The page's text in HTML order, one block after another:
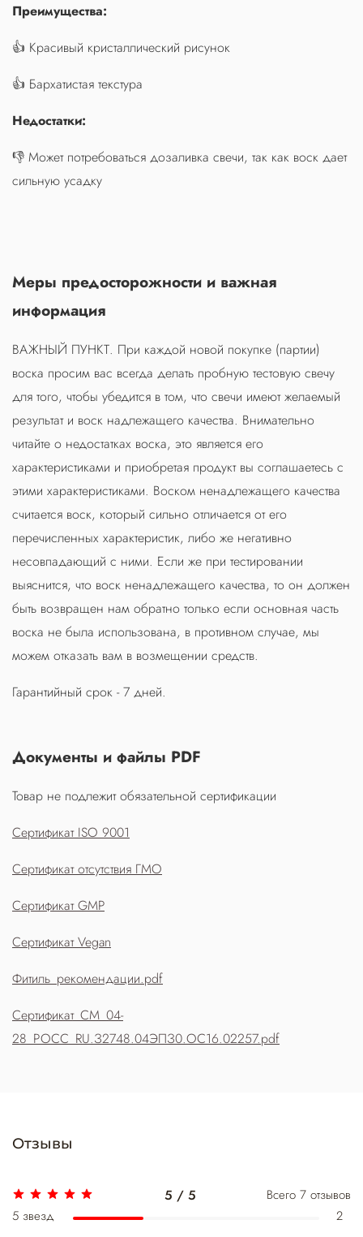
Преимущества:
👍 Красивый кристаллический рисунок
👍 Бархатистая текстура
Недостатки:
👎 Может потребоваться дозаливка свечи, так как воск дает
сильную усадку
Меры предосторожности и важная
информация
ВАЖНЫЙ ПУНКТ. При каждой новой покупке (партии)
воска просим вас всегда делать пробную тестовую свечу
для того, чтобы убедится в том, что свечи имеют желаемый
результат и воск надлежащего качества. Внимательно
читайте о недостатках воска, это является его
характеристиками и приобретая продукт вы соглашаетесь с
этими характеристиками. Воском ненадлежащего качества
считается воск, который сильно отличается от его
перечисленных характеристик, либо же негативно
несовпадающий с ними. Если же при тестировании
выяснится, что воск ненадлежащего качества, то он должен
быть возвращен нам обратно только если основная часть
воска не была использована, в противном случае, мы
можем отказать вам в возмещении средств.
Гарантийный срок - 7 дней.
Документы и файлы PDF
Товар не подлежит обязательной сертификации
Сертификат ISO 9001
Сертификат отсутствия ГМО
Сертификат GMP
Сертификат Vegan
Фитиль_рекомендации.pdf
Сертификат_СМ_04-
28_РОСС_RU.З2748.04ЭПЗ0.ОС16.02257.pdf
Отзывы
5 / 5 Всего 7 отзывов
5 звезд
2